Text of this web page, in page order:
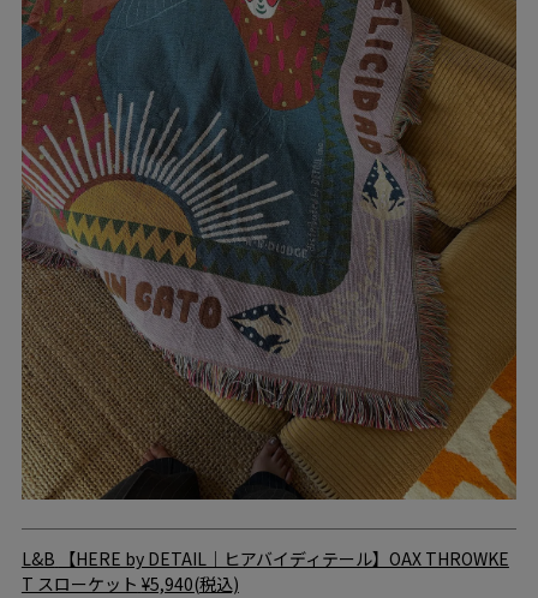
L&B
【HERE by DETAIL｜ヒアバイディテール】OAX THROWKE
T スローケット ¥5,940(税込)